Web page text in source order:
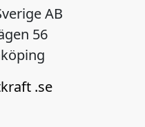
AB
56
.se